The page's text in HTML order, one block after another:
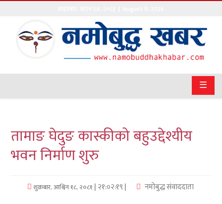
गृहपृष्ठ
राजनीति
अर्थवाणिज्य
अन्तराष्ट्रिय
☰
तामाङ घेदुङ कास्कीको बहुउद्देश्यीय
भवन निर्माण शुरु
शुक्रबार, आश्विन १८, २०८१ | २१:०२:१९ | नमोबुद्ध संवाददाता